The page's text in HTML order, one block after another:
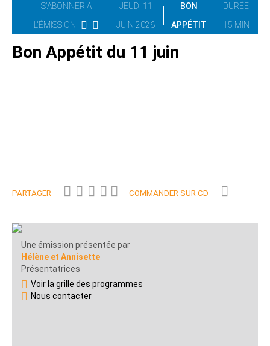
S'ABONNER À
L'ÉMISSION
JEUDI 11
JUIN 2026
BON
APPÉTIT
DURÉE
15 MIN
Bon Appétit du 11 juin
PARTAGER COMMANDER SUR CD
Une émission présentée par
Hélène et Annisette
Présentatrices
Voir la grille des programmes
Nous contacter